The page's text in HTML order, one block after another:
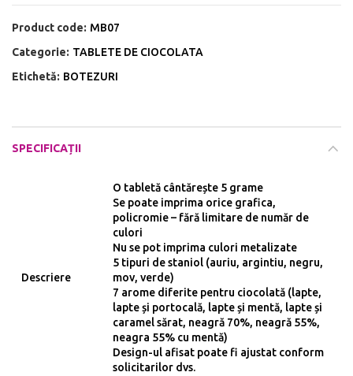
Product code: MB07
Categorie: TABLETE DE CIOCOLATA
Etichetă: BOTEZURI
SPECIFICAȚII
Descriere
O tabletă cântărește 5 grame
Se poate imprima orice grafica,
policromie – fără limitare de număr de
culori
Nu se pot imprima culori metalizate
5 tipuri de staniol (auriu, argintiu, negru,
mov, verde)
7 arome diferite pentru ciocolată (lapte,
lapte și portocală, lapte și mentă, lapte și
caramel sărat, neagră 70%, neagră 55%,
neagra 55% cu mentă)
Design-ul afisat poate fi ajustat conform
solicitarilor dvs.